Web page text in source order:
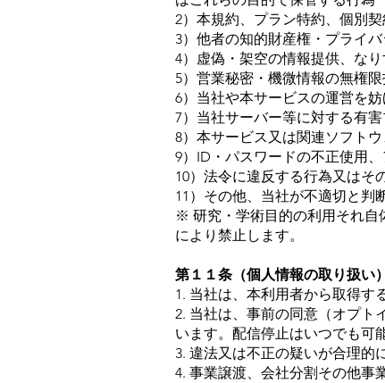
2）本規約、プラン特約、個別
3）他者の知的財産権・プライ
4）虚偽・架空の情報提供、なり
5）営業秘密・機微情報の無権
6）当社や本サービスの運営を
7）当社サーバー等に対する有
8）本サービス又は関連ソフト
9）ID・パスワードの不正使用
10）法令に違反する行為又はそ
11）その他、当社が不適切と判
※ 研究・学術目的の利用それ自
により禁止します。
第１１条（個人情報の取り扱い）
1. 当社は、本利用者から取得す
2. 当社は、事前の同意（オプト
います。配信停止はいつでも可
3. 違法又は不正の疑いが合理的
4. 事業譲渡、会社分割その他事